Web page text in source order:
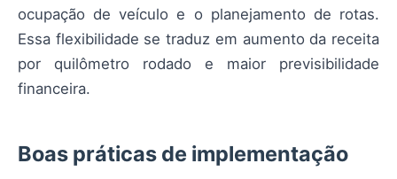
ocupação de veículo e o planejamento de rotas.
Essa flexibilidade se traduz em aumento da receita
por quilômetro rodado e maior previsibilidade
financeira.
Boas práticas de implementação